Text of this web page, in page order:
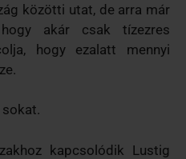
közötti utat, de arra már
akár csak tízezres
hogy ezalatt mennyi
sokat.
kapcsolódik Lustig